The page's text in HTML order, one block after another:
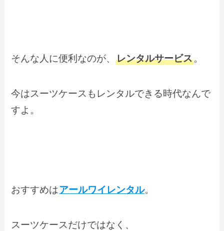
そんな人に便利なのが、レンタルサービス。
今はスーツケースもレンタルできる時代なんで
すよ。
おすすめはアールワイレンタル。
スーツケースだけではなく、